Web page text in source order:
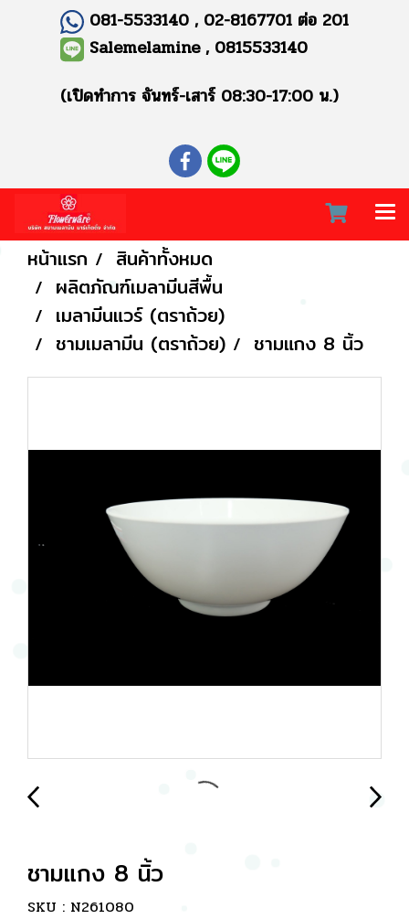
081-5533140 , 02-8167701 ต่อ 201
Salemelamine , 0815533140
(เปิดทำการ จันทร์-เสาร์ 08:30-17:00 น.)
หน้าแรก
สินค้าทั้งหมด
ผลิตภัณฑ์เมลามีนสีพื้น
เมลามีนแวร์ (ตราถ้วย)
ชามเมลามีน (ตราถ้วย)
ชามแกง 8 นิ้ว
ชามแกง 8 นิ้ว
SKU : N261080